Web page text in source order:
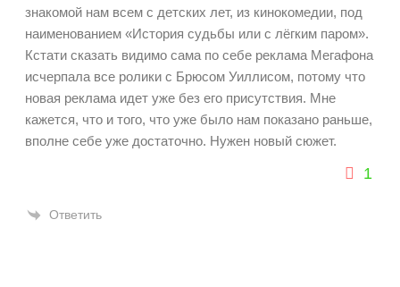
знакомой нам всем с детских лет, из кинокомедии, под
наименованием «История судьбы или с лёгким паром».
Кстати сказать видимо сама по себе реклама Мегафона
исчерпала все ролики с Брюсом Уиллисом, потому что
новая реклама идет уже без его присутствия. Мне
кажется, что и того, что уже было нам показано раньше,
вполне себе уже достаточно. Нужен новый сюжет.
1
Ответить